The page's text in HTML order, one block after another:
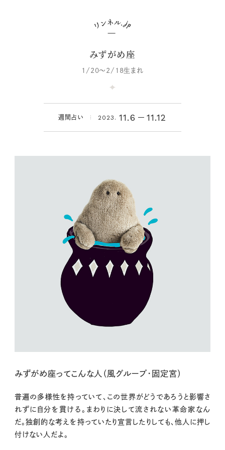
みずがめ座
1/20～2/18生まれ
週間占い 2023. 11.6 11.12
みずがめ座ってこんな人（風グループ・固定宮）
普遍の多様性を持っていて、この世界がどうであろうと影響さ
れずに自分を貫ける。まわりに決して流されない革命家なん
だ。独創的な考えを持っていたり宣言したりしても、他人に押し
付けない人だよ。